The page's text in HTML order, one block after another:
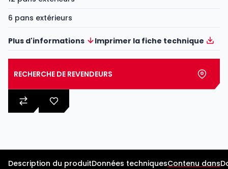
6 pans extérieurs
Plus d'informations Imprimer la fiche technique
RECHERCHE DE REVENDEURS
Description du produitDonnées techniquesContenu dans